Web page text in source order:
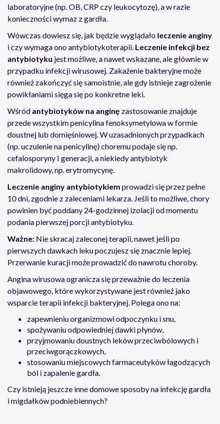
laboratoryjne (np. OB, CRP czy leukocytozę), a w razie
konieczności wymaz z gardła.
Wówczas dowiesz się, jak będzie wyglądało leczenie anginy
i czy wymaga ono antybiotykoterapii. Leczenie infekcji bez
antybiotyku jest możliwe, a nawet wskazane, ale głównie w
przypadku infekcji wirusowej. Zakażenie bakteryjne może
również zakończyć się samoistnie, ale gdy istnieje zagrożenie
powikłaniami sięga się po konkretne leki.
Wśród antybiotyków na anginę zastosowanie znajduje
przede wszystkim penicylina fenoksymetylowa w formie
doustnej lub domięśniowej. W uzasadnionych przypadkach
(np. uczulenie na penicylinę) choremu podaje się np.
cefalosporyny I generacji, a niekiedy antybiotyk
makrolidowy, np. erytromycynę.
Leczenie anginy antybiotykiem prowadzi się przez pełne
10 dni, zgodnie z zaleceniami lekarza. Jeśli to możliwe, chory
powinien być poddany 24-godzinnej izolacji od momentu
podania pierwszej porcji antybiotyku.
Ważne: Nie skracaj zaleconej terapii, nawet jeśli po
pierwszych dawkach leku poczujesz się znacznie lepiej.
Przerwanie kuracji może prowadzić do nawrotu choroby.
Angina wirusowa ogranicza się przeważnie do leczenia
objawowego, które wykorzystywane jest również jako
wsparcie terapii infekcji bakteryjnej. Polega ono na:
zapewnieniu organizmowi odpoczynku i snu,
spożywaniu odpowiedniej dawki płynów,
przyjmowaniu doustnych leków przeciwbólowych i
przeciwgorączkowych,
stosowaniu miejscowych farmaceutyków łagodzących
ból i zapalenie gardła.
Czy istnieją jeszcze inne domowe sposoby na infekcję gardła
i migdałków podniebiennych?